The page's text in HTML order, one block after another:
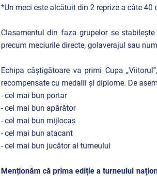
*Un meci este alcătuit din 2 reprize a câte 40
Clasamentul din faza grupelor se
precum meciurile directe, golaverajul sau
Echipa câștigătoare va primi Cupa
recompensate cu medalii și diplome. De
- cel mai bun portar
- cel mai bun apărător
- cel mai bun mijlocaș
- cel mai bun atacant
- cel mai bun jucător al turneului
Menționăm că prima ediție a turneului